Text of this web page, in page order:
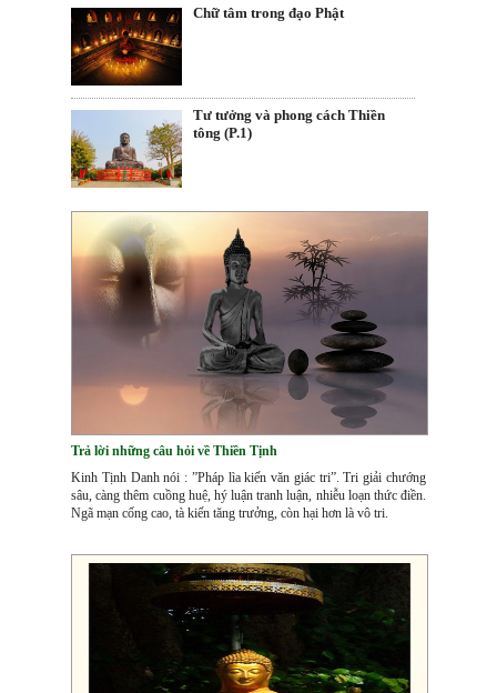
Chữ tâm trong đạo Phật
Tư tưởng và phong cách Thiền
tông (P.1)
Trả lời những câu hỏi về Thiền Tịnh
Kinh Tịnh Danh nói : ”Pháp lìa kiến văn giác tri”. Tri giải chướng
sâu, càng thêm cuồng huệ, hý luận tranh luận, nhiễu loạn thức điền.
Ngã mạn cống cao, tà kiến tăng trưởng, còn hại hơn là vô tri.